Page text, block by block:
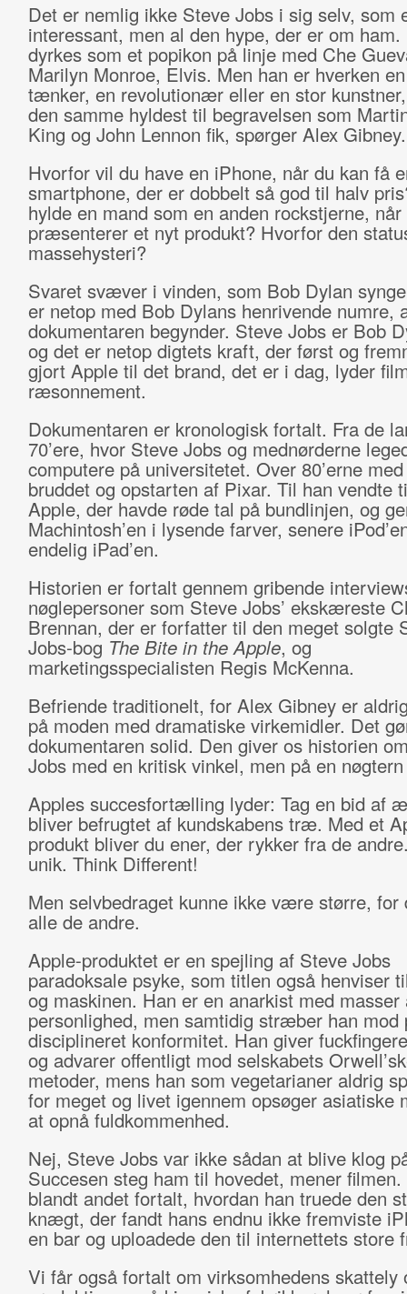
Det er nemlig ikke Steve Jobs i sig selv, som
interessant, men al den hype, der er om ham.
dyrkes som et popikon på linje med Che
Marilyn Monroe, Elvis. Men han er hverken
tænker, en revolutionær eller en stor
den samme hyldest til begravelsen som
King og John Lennon fik, spørger Alex Gibney.
Hvorfor vil du have en iPhone, når du kan få
smartphone, der er dobbelt så god til halv
hylde en mand som en anden rockstjerne, når
præsenterer et nyt produkt? Hvorfor den
massehysteri?
Svaret svæver i vinden, som Bob Dylan
er netop med Bob Dylans henrivende numre,
dokumentaren begynder. Steve Jobs er Bob
og det er netop digtets kraft, der først og
gjort Apple til det brand, det er i dag, lyder
ræsonnement.
Dokumentaren er kronologisk fortalt. Fra de
70’ere, hvor Steve Jobs og mednørderne
computere på universitetet. Over 80’erne
bruddet og opstarten af Pixar. Til han vendte
Apple, der havde røde tal på bundlinjen, og
Machintosh’en i lysende farver, senere
endelig iPad’en.
Historien er fortalt gennem gribende
nøglepersoner som Steve Jobs’ ekskæreste
Brennan, der er forfatter til den meget solgte
Jobs-bog The Bite in the Apple, og
marketingsspecialisten Regis McKenna.
Befriende traditionelt, for Alex Gibney er
på moden med dramatiske virkemidler. Det
dokumentaren solid. Den giver os historien
Jobs med en kritisk vinkel, men på en
Apples succesfortælling lyder: Tag en bid af
bliver befrugtet af kundskabens træ. Med et
produkt bliver du ener, der rykker fra de
unik. Think Different!
Men selvbedraget kunne ikke være større, for
alle de andre.
Apple-produktet er en spejling af Steve Jobs
paradoksale psyke, som titlen også henviser
og maskinen. Han er en anarkist med masser
personlighed, men samtidig stræber han mod
disciplineret konformitet. Han giver
og advarer offentligt mod selskabets
metoder, mens han som vegetarianer aldrig
for meget og livet igennem opsøger asiatiske
at opnå fuldkommenhed.
Nej, Steve Jobs var ikke sådan at blive klog
Succesen steg ham til hovedet, mener
blandt andet fortalt, hvordan han truede den
knægt, der fandt hans endnu ikke fremviste
en bar og uploadede den til internettets store
Vi får også fortalt om virksomhedens skattely